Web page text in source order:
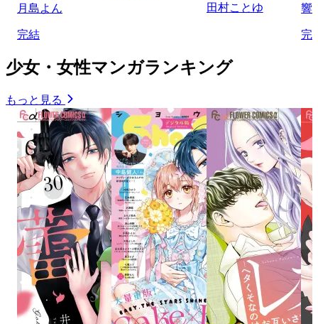
月島よん
完結
田村ことゆ 響
完
少女・女性マンガランキング
もっと見る